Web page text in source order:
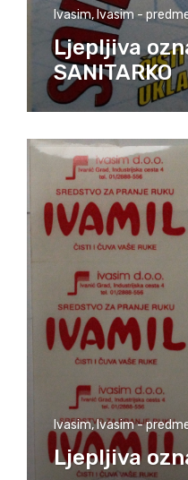
Ivasim, Ivasim -
Ljepljiva
SANITARKO
Ivasim,Ivasim -
Ljepljiva